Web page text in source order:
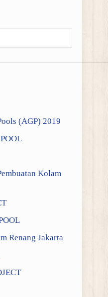
(AGP) 2019
Kolam
Renang Jakarta